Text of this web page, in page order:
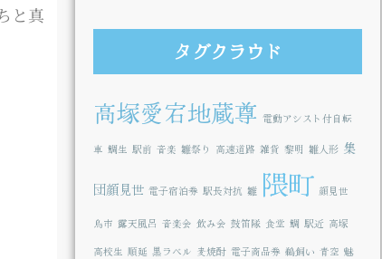
と真
タグクラウド
高塚愛宕地蔵尊 電動アシスト付自転
車 鯛生 駅前 音楽 雛祭り 高速道路 雑貨 黎明 雛人形 集
団顔見世 電子宿泊券 駅長対抗 雛 隈町 顔見世
鳥市 露天風呂 音楽会 飲み会 鼓笛隊 食堂 鯛 駅近 高塚
高校生 順延 黒ラベル 麦焼酎 電子商品券 鵜飼い 青空 魅